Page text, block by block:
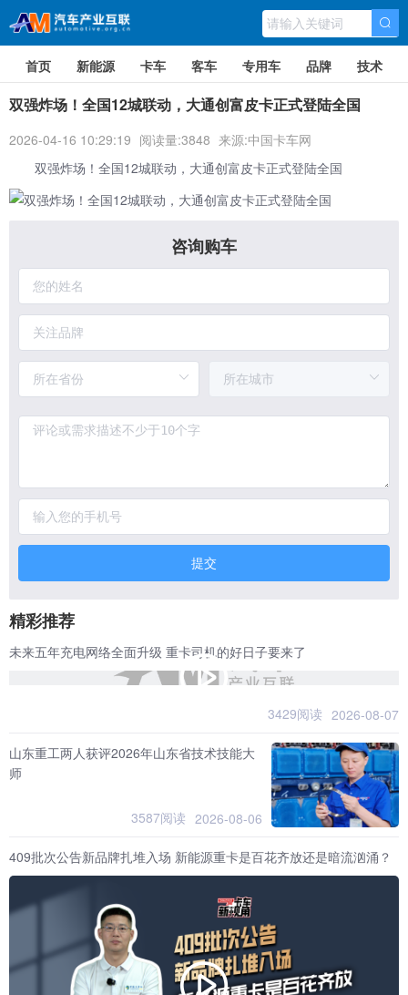
首页 新能源 卡车 客车 专用车 品牌 技术
双强炸场！全国12城联动，大通创富皮卡正式登陆全国
2026-04-16 10:29:19 阅读量:3848 来源:中国卡车网
双强炸场！全国12城联动，大通创富皮卡正式登陆全国
咨询购车
提交
精彩推荐
未来五年充电网络全面升级 重卡司机的好日子要来了
3429阅读 2026-08-07
山东重工两人获评2026年山东省技术技能大
师
3587阅读 2026-08-06
409批次公告新品牌扎堆入场 新能源重卡是百花齐放还是暗流汹涌？